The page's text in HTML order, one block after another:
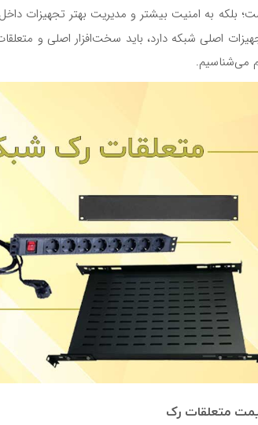
بلکه به امنیت بیشتر و مدیریت بهتر تجهیزات
اصلی شبکه دارد، باید سخت‌افزار اصلی و
می‌شناسیم.
متعلقات رک